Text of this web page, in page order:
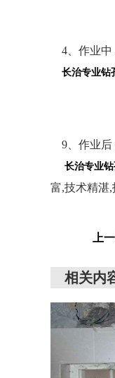
4、作业中
长治专业钻
9、作业后
长治专业
富,技术精湛
上
相关内